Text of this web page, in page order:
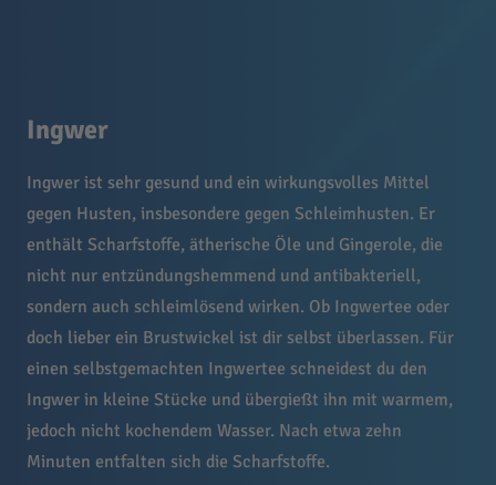
Ingwer
Ingwer ist sehr gesund und ein wirkungsvolles Mittel
gegen Husten, insbesondere gegen Schleimhusten. Er
enthält Scharfstoffe, ätherische Öle und Gingerole, die
nicht nur entzündungshemmend und antibakteriell,
sondern auch schleimlösend wirken. Ob Ingwertee oder
doch lieber ein Brustwickel ist dir selbst überlassen. Für
einen selbstgemachten Ingwertee schneidest du den
Ingwer in kleine Stücke und übergießt ihn mit warmem,
jedoch nicht kochendem Wasser. Nach etwa zehn
Minuten entfalten sich die Scharfstoffe.